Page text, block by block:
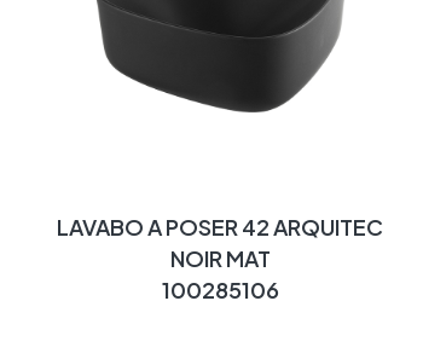
LAVABO A POSER 42 ARQUITEC
NOIR MAT
100285106